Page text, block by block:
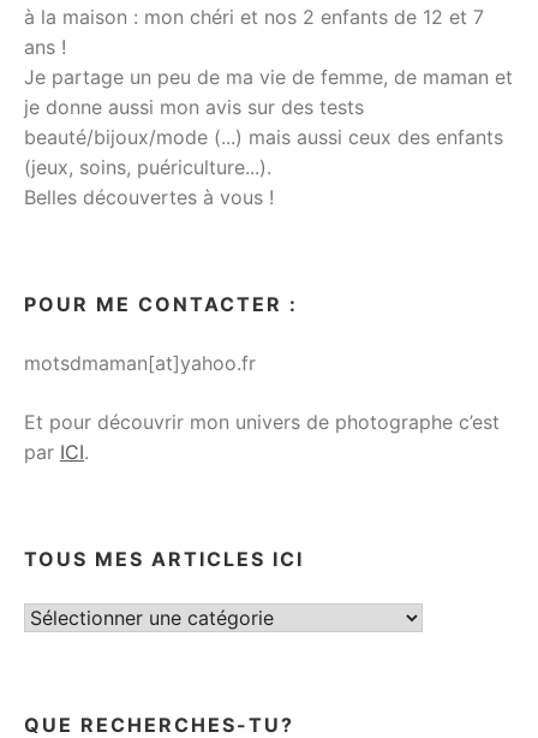
à la maison : mon chéri et nos 2 enfants de 12 et 7
ans !
Je partage un peu de ma vie de femme, de maman et
je donne aussi mon avis sur des tests
beauté/bijoux/mode (...) mais aussi ceux des enfants
(jeux, soins, puériculture...).
Belles découvertes à vous !
POUR ME CONTACTER :
motsdmaman[at]yahoo.fr
Et pour découvrir mon univers de photographe c’est
par ICI.
TOUS MES ARTICLES ICI
Tous
QUE RECHERCHES-TU?